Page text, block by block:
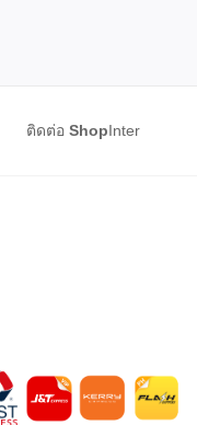
ติดต่อ ShopInter